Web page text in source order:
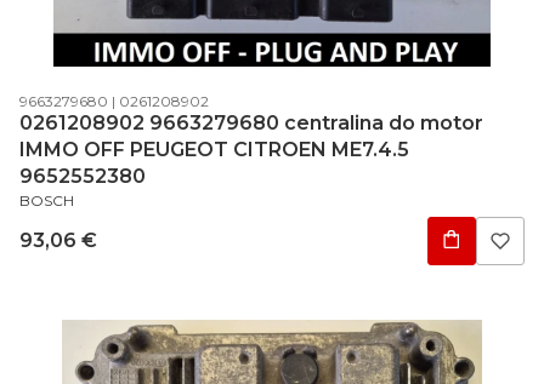
Código do produto
9663279680 Código do fabricante
0261208902
0261208902 9663279680 centralina do motor
IMMO OFF PEUGEOT CITROEN ME7.4.5
9652552380
FABRICANTE
BOSCH
Preço
93,06 €